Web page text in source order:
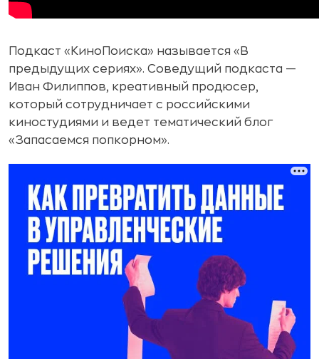
Подкаст «КиноПоиска» называется «В
предыдущих сериях». Соведущий подкаста —
Иван Филиппов, креативный продюсер,
который сотрудничает с российскими
киностудиями и ведет тематический блог
«Запасаемся попкорном».